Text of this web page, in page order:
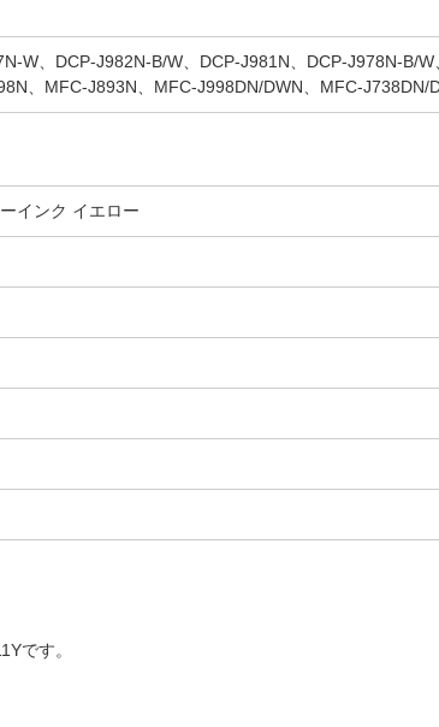
W、DCP-J982N-B/W、DCP-J981N、DCP-J978N-B/
、MFC-J893N、MFC-J998DN/DWN、MFC-J738DN/
インク イエロー
です。